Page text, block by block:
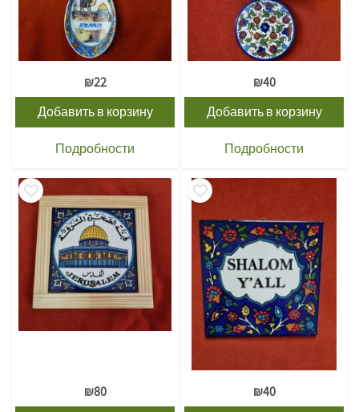
₪22
Добавить в корзину
Подробности
₪40
Добавить в корзину
Подробности
₪80
₪40